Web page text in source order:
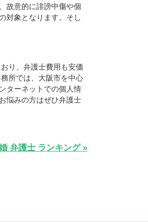
故意的に誹謗中傷や個
対象となります。そし
り、弁護士費用も安価
所では、大阪市を中心
ターネットでの個人情
悩みの方はぜひ弁護士
弁護士 ランキング »